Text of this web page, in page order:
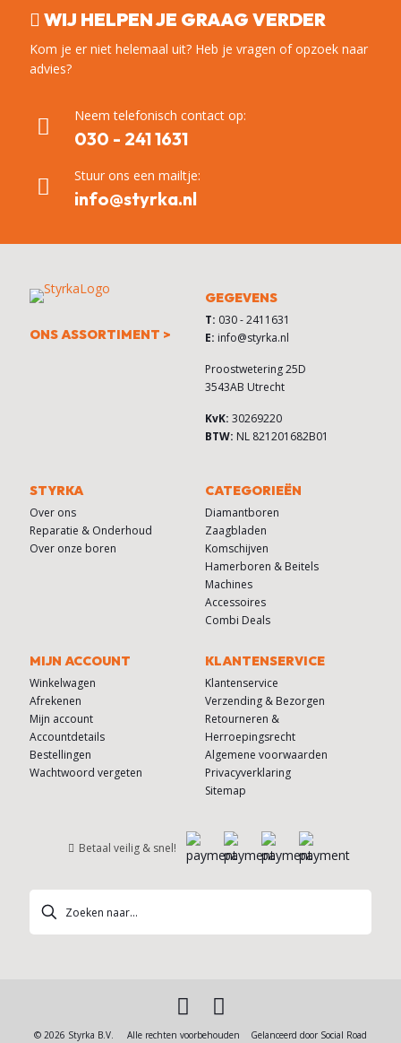
WIJ HELPEN JE GRAAG VERDER
Kom je er niet helemaal uit? Heb je vragen of opzoek naar
advies?
Neem telefonisch contact op:
030 - 241 1631
Stuur ons een mailtje:
info@styrka.nl
ONS ASSORTIMENT >
GEGEVENS
T: 030 - 2411631
E: info@styrka.nl
Proostwetering 25D
3543AB Utrecht
KvK: 30269220
BTW: NL 821201682B01
STYRKA
Over ons
Reparatie & Onderhoud
Over onze boren
CATEGORIEËN
Diamantboren
Zaagbladen
Komschijven
Hamerboren & Beitels
Machines
Accessoires
Combi Deals
MIJN ACCOUNT
Winkelwagen
Afrekenen
Mijn account
Accountdetails
Bestellingen
Wachtwoord vergeten
KLANTENSERVICE
Klantenservice
Verzending & Bezorgen
Retourneren &
Herroepingsrecht
Algemene voorwaarden
Privacyverklaring
Sitemap
Betaal veilig & snel!
© 2026 Styrka B.V. Alle rechten voorbehouden Gelanceerd door Social Road